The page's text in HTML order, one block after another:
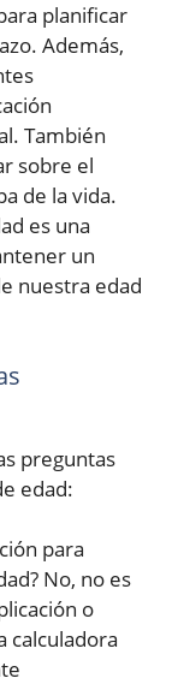
planificar
Además,
También
sobre el
de la vida.
es una
un
nuestra edad
preguntas
edad:
para
No, no es
o
calculadora